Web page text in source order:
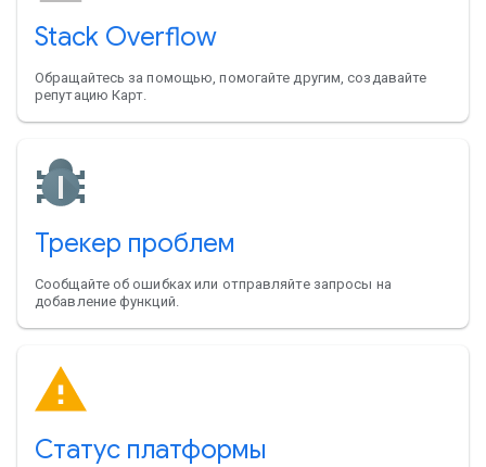
Stack Overflow
Обращайтесь за помощью, помогайте другим, создавайте
репутацию Карт.
Трекер проблем
Сообщайте об ошибках или отправляйте запросы на
добавление функций.
Статус платформы